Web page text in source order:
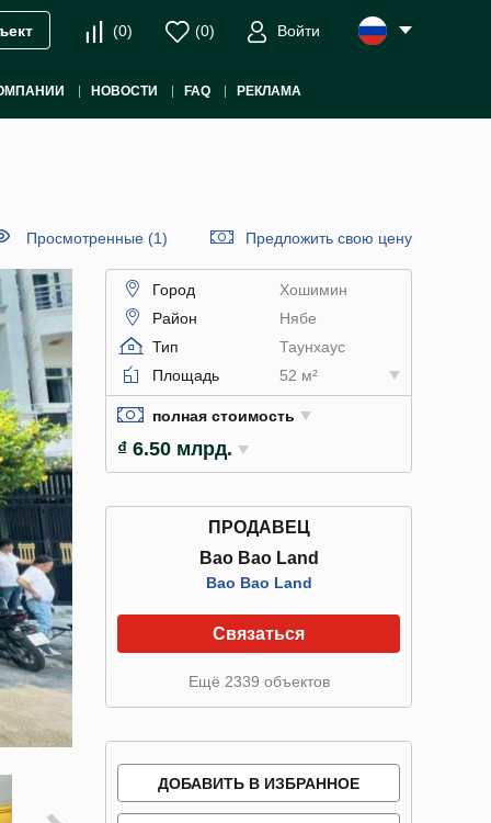
(0) (0) Войти
НОВОСТИ FAQ РЕКЛАМА
Просмотренные (1) Предложить свою цену
Город
Хошимин
Район
Нябе
Тип
Таунхаус
Площадь
52 м²
полная стоимость
₫ 6.50 млрд.
ПРОДАВЕЦ
Bao Bao Land
Bao Bao Land
Связаться
Ещё 2339 объектов
ДОБАВИТЬ В ИЗБРАННОЕ